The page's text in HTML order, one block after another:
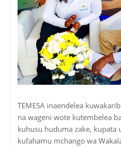
TEMESA inaendelea
na wageni wote kutembelea
kuhusu huduma zake, kupata
kufahamu mchango wa